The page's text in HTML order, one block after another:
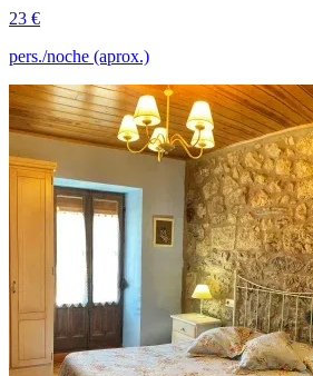
23 €
pers./noche (aprox.)